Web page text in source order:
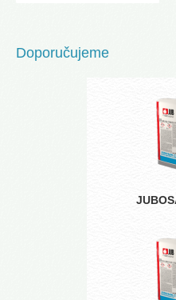
Doporučujeme